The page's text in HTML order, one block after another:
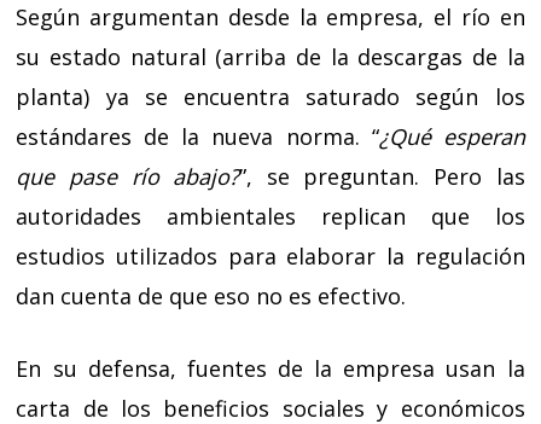
Según argumentan desde la empresa, el río en
su estado natural (arriba de la descargas de la
planta) ya se encuentra saturado según los
estándares de la nueva norma. “¿Qué esperan
que pase río abajo?”, se preguntan. Pero las
autoridades ambientales replican que los
estudios utilizados para elaborar la regulación
dan cuenta de que eso no es efectivo.
En su defensa, fuentes de la empresa usan la
carta de los beneficios sociales y económicos